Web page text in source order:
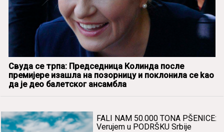
Свуда се трпа: Председница Колинда после
премијере изашла на позорницу и поклонила се kao
да је део балетског ансамбла
FALI NAM 50.000 TONA PŠENICE:
Verujem u PODRŠKU Srbije